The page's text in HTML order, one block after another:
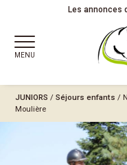
Les annonces
MENU
JUNIORS /Séjours enfants /
Moulière